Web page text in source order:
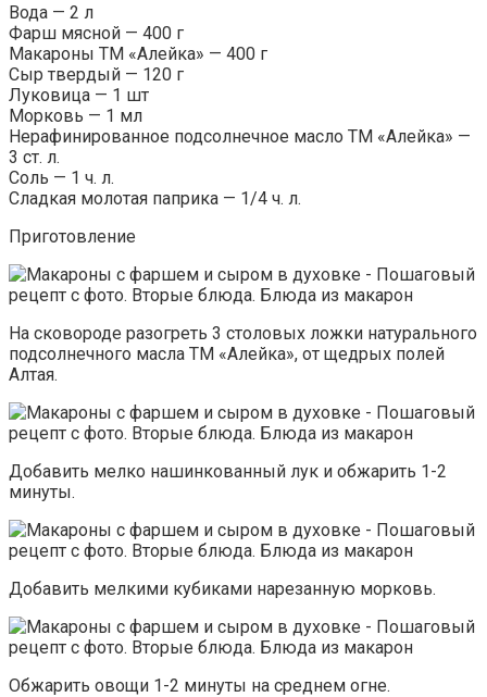
Вода — 2 л
Фарш мясной — 400 г
Макароны ТМ «Алейка» — 400 г
Сыр твердый — 120 г
Луковица — 1 шт
Морковь — 1 мл
Нерафинированное подсолнечное масло ТМ «Алейка» —
3 ст. л.
Соль — 1 ч. л.
Сладкая молотая паприка — 1/4 ч. л.
Приготовление
На сковороде разогреть 3 столовых ложки натурального
подсолнечного масла ТМ «Алейка», от щедрых полей
Алтая.
Добавить мелко нашинкованный лук и обжарить 1-2
минуты.
Добавить мелкими кубиками нарезанную морковь.
Обжарить овощи 1-2 минуты на среднем огне.